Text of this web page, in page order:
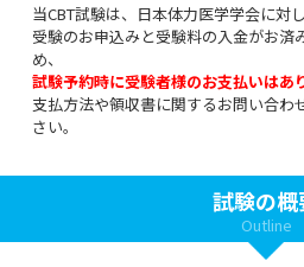
当CBT試験は、日本体力医学学会に対
受験のお申込みと受験料の入金がお済
め、
試験予約時に受験者様のお支払いはあ
支払方法や領収書に関するお問い合わ
さい。
試験の概
Outline